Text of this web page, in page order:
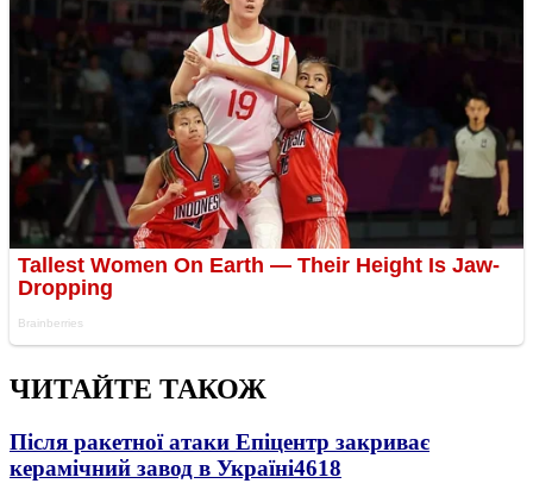
ЧИТАЙТЕ ТАКОЖ
Після ракетної атаки Епіцентр закриває
керамічний завод в Україні4618